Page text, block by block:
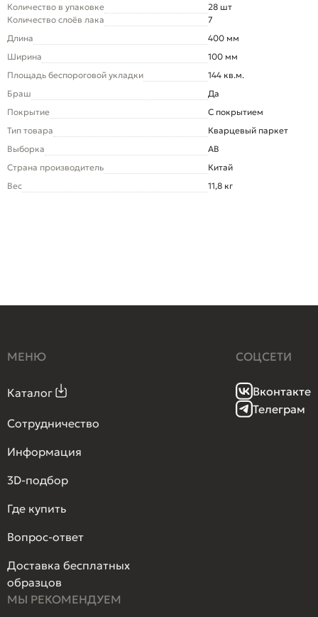
Количество в упаковке
28 шт
Количество слоёв лака
7
Длина
400 мм
Ширина
100 мм
Площадь беспороговой укладки
144 кв.м.
Браш
Да
Покрытие
С покрытием
Тип товара
Кварцевый паркет
Выборка
AB
Страна производитель
Китай
Вес
11,8 кг
МЕНЮ
Каталог
Сотрудничество
Информация
3D-подбор
Где купить
Вопрос-ответ
Доставка бесплатных
образцов
СОЦСЕТИ
Вконтакте
Телеграм
МЫ РЕКОМЕНДУЕМ